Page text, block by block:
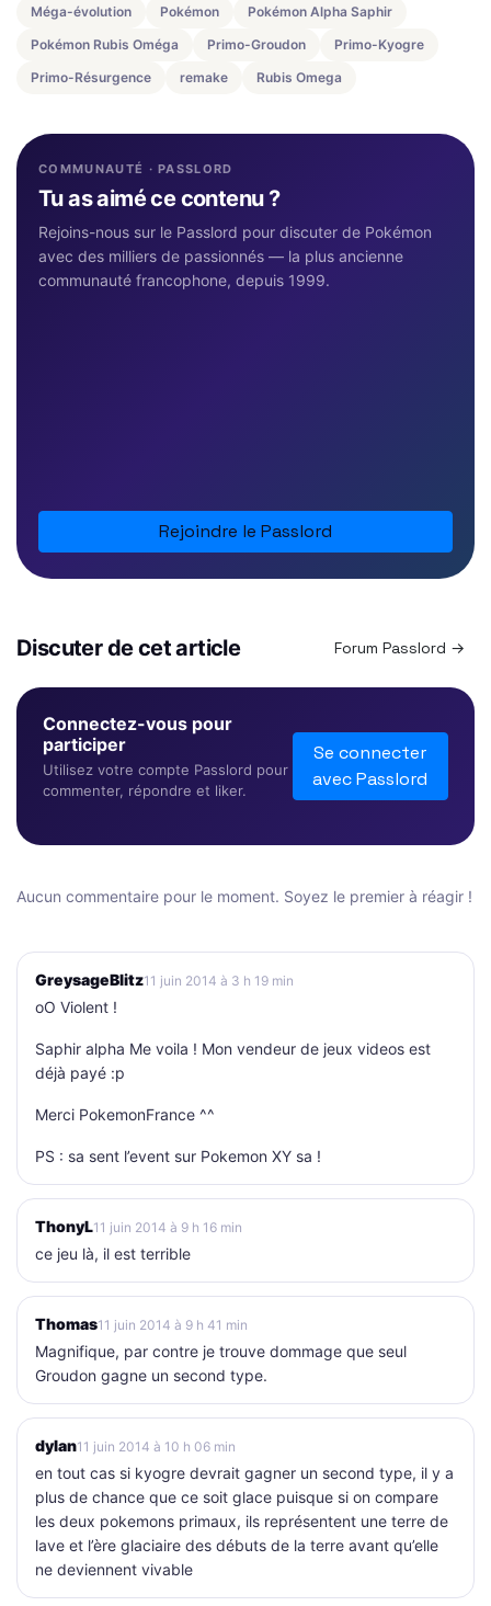
Méga-évolution
Pokémon
Pokémon Alpha Saphir
Pokémon Rubis Oméga
Primo-Groudon
Primo-Kyogre
Primo-Résurgence
remake Rubis Omega
COMMUNAUTÉ · PASSLORD
Tu as aimé ce contenu ?
Rejoins-nous sur le Passlord pour discuter de Pokémon
avec des milliers de passionnés — la plus ancienne
communauté francophone, depuis 1999.
Rejoindre le Passlord
Discuter de cet article Forum Passlord →
Connectez-vous pour
participer
Utilisez votre compte Passlord pour
commenter, répondre et liker.
Se connecter
avec Passlord
Aucun commentaire pour le moment. Soyez le premier à réagir !
GreysageBlitz11 juin 2014 à 3 h 19 min
oO Violent !
Saphir alpha Me voila ! Mon vendeur de jeux videos est
déjà payé :p
Merci PokemonFrance ^^
PS : sa sent l’event sur Pokemon XY sa !
ThonyL11 juin 2014 à 9 h 16 min
ce jeu là, il est terrible
Thomas11 juin 2014 à 9 h 41 min
Magnifique, par contre je trouve dommage que seul
Groudon gagne un second type.
dylan11 juin 2014 à 10 h 06 min
en tout cas si kyogre devrait gagner un second type, il y a
plus de chance que ce soit glace puisque si on compare
les deux pokemons primaux, ils représentent une terre de
lave et l’ère glaciaire des débuts de la terre avant qu’elle
ne deviennent vivable